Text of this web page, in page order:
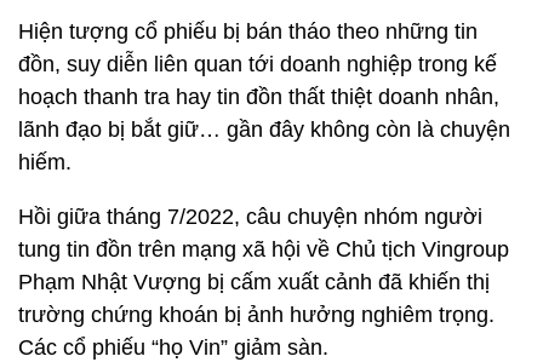
Hiện tượng cổ phiếu bị bán tháo theo những tin
đồn, suy diễn liên quan tới doanh nghiệp trong kế
hoạch thanh tra hay tin đồn thất thiệt doanh nhân,
lãnh đạo bị bắt giữ… gần đây không còn là chuyện
hiếm.
Hồi giữa tháng 7/2022, câu chuyện nhóm người
tung tin đồn trên mạng xã hội về Chủ tịch Vingroup
Phạm Nhật Vượng bị cấm xuất cảnh đã khiến thị
trường chứng khoán bị ảnh hưởng nghiêm trọng.
Các cổ phiếu “họ Vin” giảm sàn.